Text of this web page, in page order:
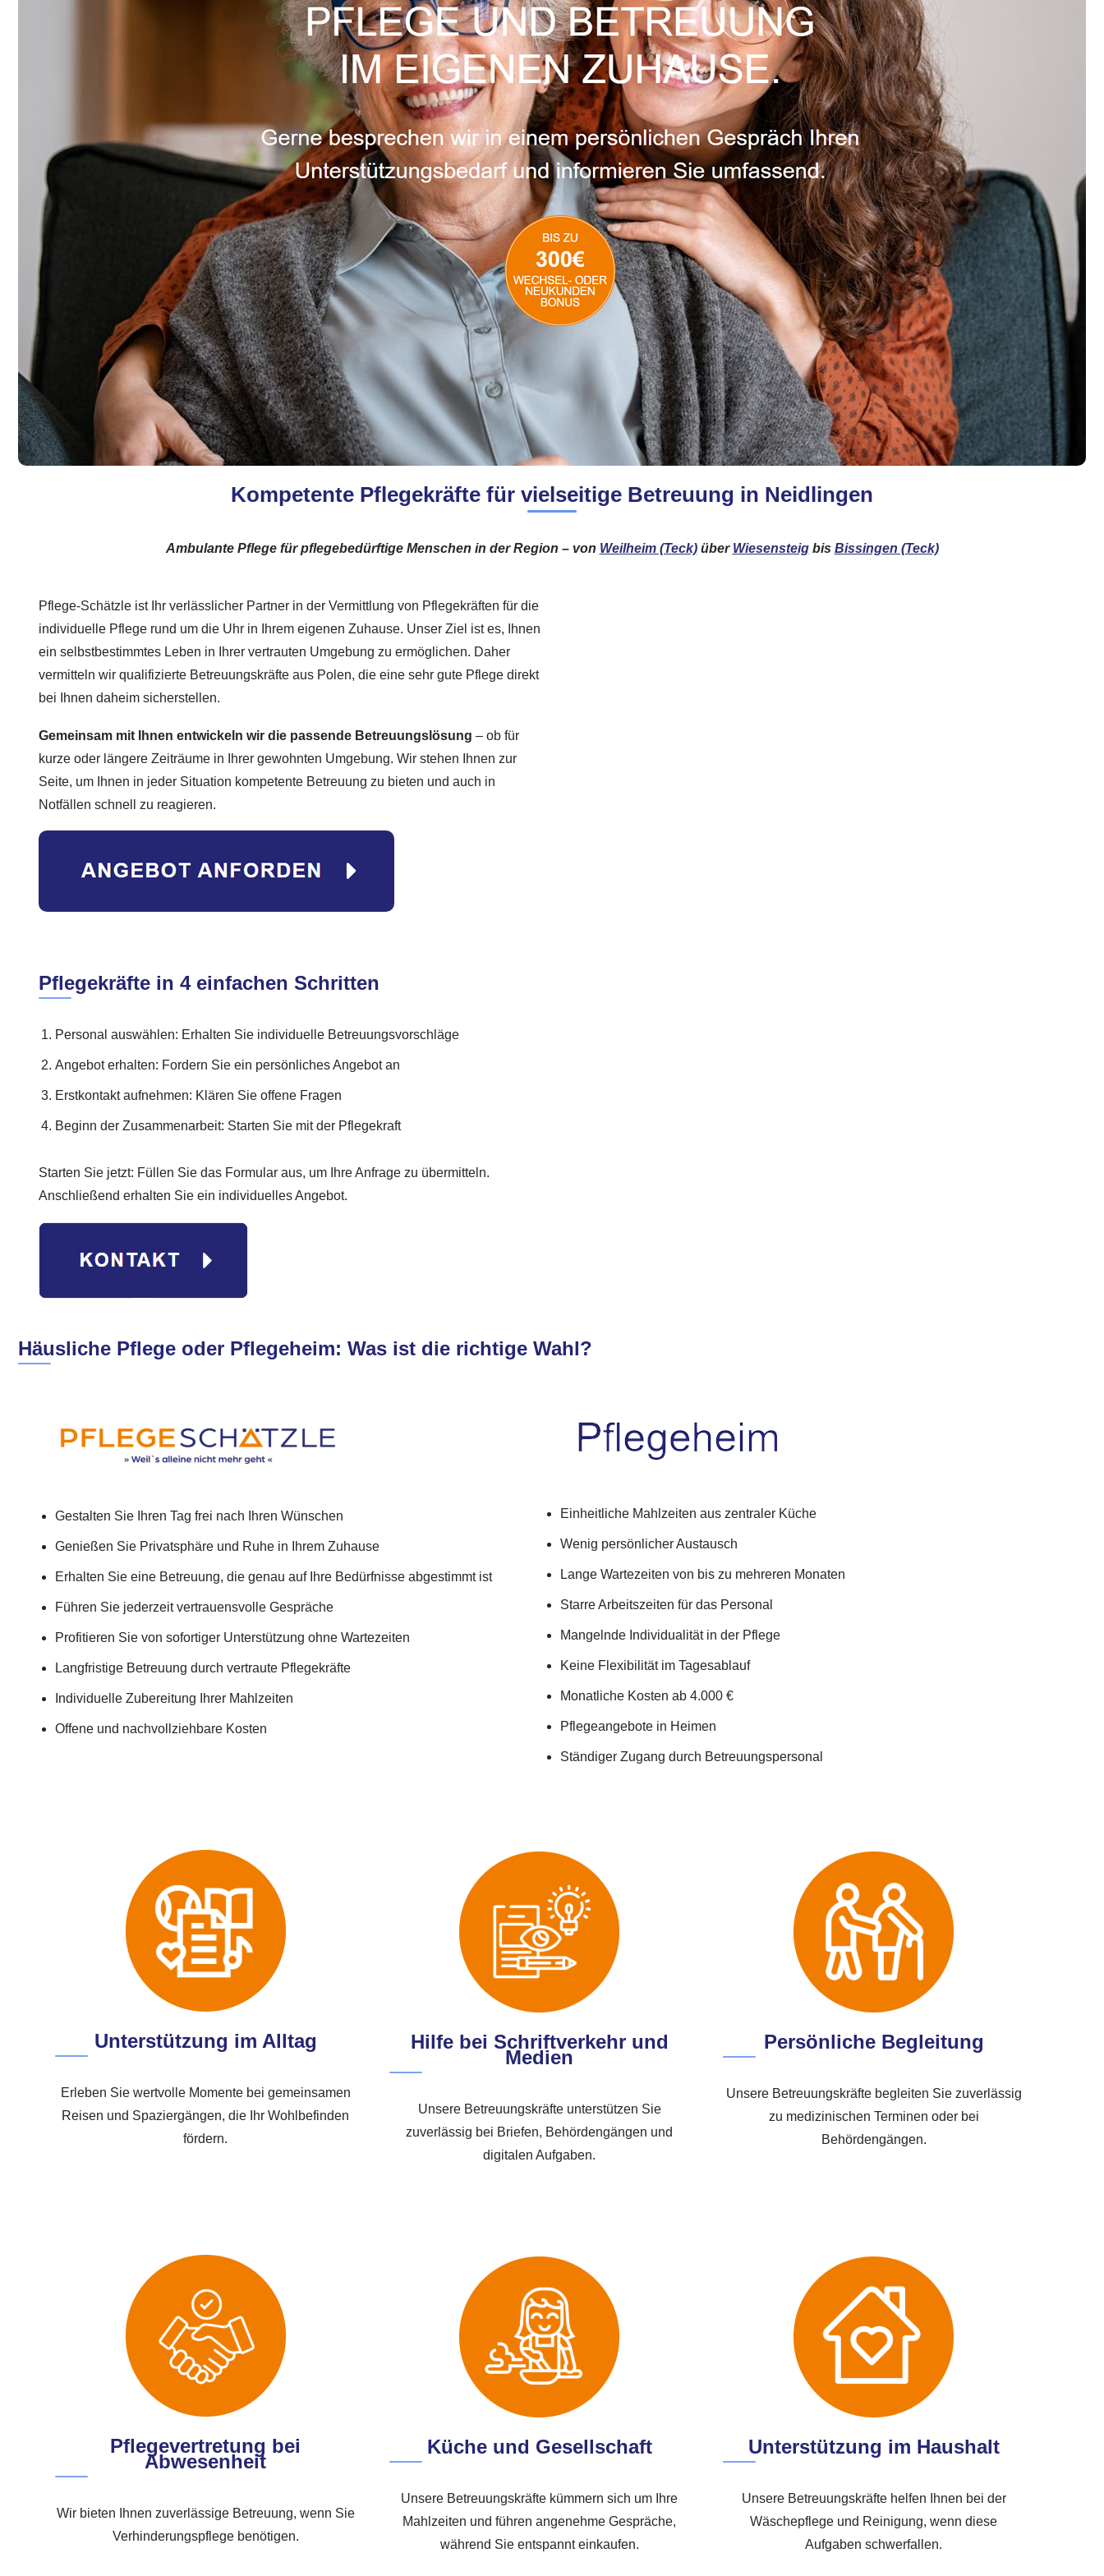
Kompetente Pflegekräfte für vielseitige Betreuung in Neidlingen
Ambulante Pflege für pflegebedürftige Menschen in der Region – von Weilheim (Teck)über Wiesensteigbis Bissingen (Teck)
Pflege-Schätzle ist Ihr verlässlicher Partner in der Vermittlung von Pflegekräften für die
individuelle Pflege rund um die Uhr in Ihrem eigenen Zuhause. Unser Ziel ist es, Ihnen
ein selbstbestimmtes Leben in Ihrer vertrauten Umgebung zu ermöglichen. Daher
vermitteln wir qualifizierte Betreuungskräfte aus Polen, die eine sehr gute Pflege direkt
bei Ihnen daheim sicherstellen.
Gemeinsam mit Ihnen entwickeln wir die passende Betreuungslösung – ob für
kurze oder längere Zeiträume in Ihrer gewohnten Umgebung. Wir stehen Ihnen zur
Seite, um Ihnen in jeder Situation kompetente Betreuung zu bieten und auch in
Notfällen schnell zu reagieren.
Pflegekräfte in 4 einfachen Schritten
Personal auswählen: Erhalten Sie individuelle Betreuungsvorschläge
Angebot erhalten: Fordern Sie ein persönliches Angebot an
Erstkontakt aufnehmen: Klären Sie offene Fragen
Beginn der Zusammenarbeit: Starten Sie mit der Pflegekraft
Starten Sie jetzt: Füllen Sie das Formular aus, um Ihre Anfrage zu übermitteln.
Anschließend erhalten Sie ein individuelles Angebot.
Häusliche Pflege oder Pflegeheim: Was ist die richtige Wahl?
Gestalten Sie Ihren Tag frei nach Ihren Wünschen
Genießen Sie Privatsphäre und Ruhe in Ihrem Zuhause
Erhalten Sie eine Betreuung, die genau auf Ihre Bedürfnisse abgestimmt ist
Führen Sie jederzeit vertrauensvolle Gespräche
Profitieren Sie von sofortiger Unterstützung ohne Wartezeiten
Langfristige Betreuung durch vertraute Pflegekräfte
Individuelle Zubereitung Ihrer Mahlzeiten
Offene und nachvollziehbare Kosten
Einheitliche Mahlzeiten aus zentraler Küche
Wenig persönlicher Austausch
Lange Wartezeiten von bis zu mehreren Monaten
Starre Arbeitszeiten für das Personal
Mangelnde Individualität in der Pflege
Keine Flexibilität im Tagesablauf
Monatliche Kosten ab 4.000 €
Pflegeangebote in Heimen
Ständiger Zugang durch Betreuungspersonal
Unterstützung im Alltag
Erleben Sie wertvolle Momente bei gemeinsamen
Reisen und Spaziergängen, die Ihr Wohlbefinden
fördern.
Hilfe bei Schriftverkehr und
Medien
Unsere Betreuungskräfte unterstützen Sie
zuverlässig bei Briefen, Behördengängen und
digitalen Aufgaben.
Persönliche Begleitung
Unsere Betreuungskräfte begleiten Sie zuverlässig
zu medizinischen Terminen oder bei
Behördengängen.
Pflegevertretung bei
Abwesenheit
Wir bieten Ihnen zuverlässige Betreuung, wenn Sie
Verhinderungspflege benötigen.
Küche und Gesellschaft
Unsere Betreuungskräfte kümmern sich um Ihre
Mahlzeiten und führen angenehme Gespräche,
während Sie entspannt einkaufen.
Unterstützung im Haushalt
Unsere Betreuungskräfte helfen Ihnen bei der
Wäschepflege und Reinigung, wenn diese
Aufgaben schwerfallen.